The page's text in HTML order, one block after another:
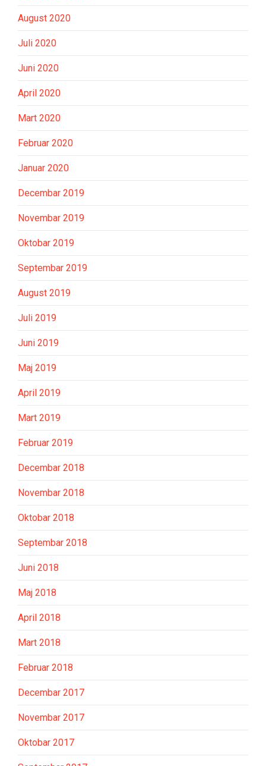
August 2020
Juli 2020
Juni 2020
April 2020
Mart 2020
Februar 2020
Januar 2020
Decembar 2019
Novembar 2019
Oktobar 2019
Septembar 2019
August 2019
Juli 2019
Juni 2019
Maj 2019
April 2019
Mart 2019
Februar 2019
Decembar 2018
Novembar 2018
Oktobar 2018
Septembar 2018
Juni 2018
Maj 2018
April 2018
Mart 2018
Februar 2018
Decembar 2017
Novembar 2017
Oktobar 2017